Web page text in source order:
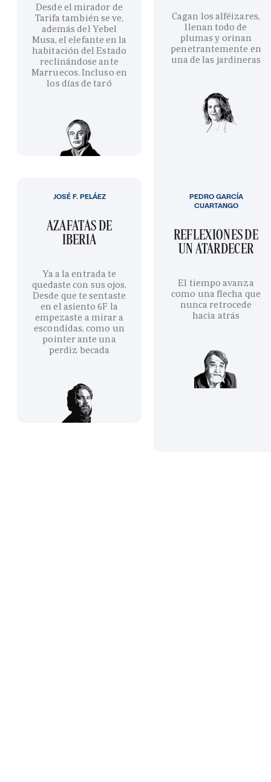
Desde el mirador de
Tarifa también se ve,
además del Yebel
Musa, el elefante en la
habitación del Estado
reclinándose ante
Marruecos. Incluso en
los días de taró
Cagan los alféizares,
llenan todo de
plumas y orinan
penetrantemente en
una de las jardineras
AZAFATAS DE
IBERIA
Ya a la entrada te
quedaste con sus ojos.
Desde que te sentaste
en el asiento 6F la
empezaste a mirar a
escondidas, como un
pointer ante una
perdiz becada
JOSÉ F. PELÁEZ
REFLEXIONES DE
UN ATARDECER
El tiempo avanza
como una flecha que
nunca retrocede
hacia atrás
PEDRO GARCÍA
CUARTANGO